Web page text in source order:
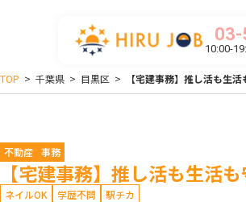
03-
10:00-
TOP > 千葉県 > 目黒区 > 【宅建事務】推し活も生
不動産 事務
【宅建事務】推し活も生活
ネイルOK 学歴不問 駅チカ